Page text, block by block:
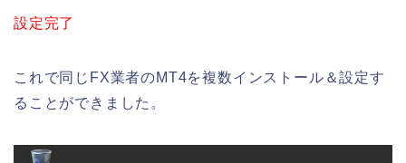
設定完了
これで同じFX業者のMT4を複数インストール＆設定す
ることができました。